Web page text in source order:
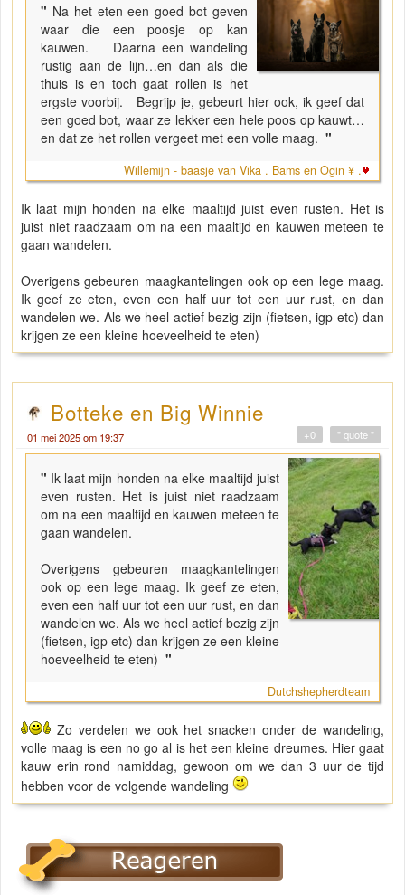
" Na het eten een goed bot geven
waar die een poosje op kan
kauwen. Daarna een wandeling
rustig aan de lijn…en dan als die
thuis is en toch gaat rollen is het
ergste voorbij. Begrijp je, gebeurt hier ook, ik geef dat
een goed bot, waar ze lekker een hele poos op kauwt…
en dat ze het rollen vergeet met een volle maag. "
Willemijn - baasje van Vika . Bams en Ogin ¥ .
Ik laat mijn honden na elke maaltijd juist even rusten. Het is
juist niet raadzaam om na een maaltijd en kauwen meteen te
gaan wandelen.
Overigens gebeuren maagkantelingen ook op een lege maag.
Ik geef ze eten, even een half uur tot een uur rust, en dan
wandelen we. Als we heel actief bezig zijn (fietsen, igp etc) dan
krijgen ze een kleine hoeveelheid te eten)
Botteke en Big Winnie
01 mei 2025 om 19:37 " quote "
+0
" Ik laat mijn honden na elke maaltijd juist
even rusten. Het is juist niet raadzaam
om na een maaltijd en kauwen meteen te
gaan wandelen.
Overigens gebeuren maagkantelingen
ook op een lege maag. Ik geef ze eten,
even een half uur tot een uur rust, en dan
wandelen we. Als we heel actief bezig zijn
(fietsen, igp etc) dan krijgen ze een kleine
hoeveelheid te eten) "
Dutchshepherdteam
Zo verdelen we ook het snacken onder de wandeling,
volle maag is een no go al is het een kleine dreumes. Hier gaat
kauw erin rond namiddag, gewoon om we dan 3 uur de tijd
hebben voor de volgende wandeling